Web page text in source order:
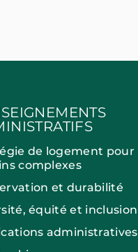
de logement pour
complexes
et durabilité
équité et inclusion
administratives